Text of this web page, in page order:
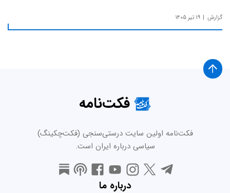
گزارش ۱۹ تیر ۱۴۰۵
فکت‌نامه
فکت‌نامه اولین سایت درستی‌سنجی (فکت‌چکینگ)
سیاسی درباره ایران است.
درباره ما